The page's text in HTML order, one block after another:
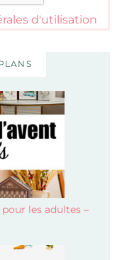
d'utilisation
les adultes –